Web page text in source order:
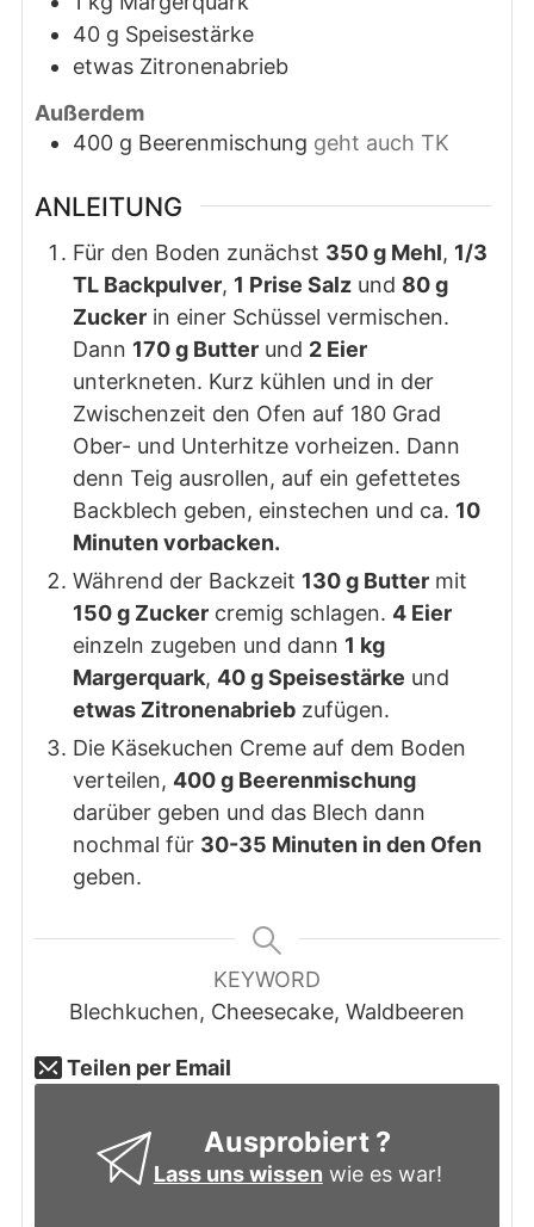
40 g Speisestärke
etwas Zitronenabrieb
Außerdem
400 g Beerenmischung geht auch TK
ANLEITUNG
Für den Boden zunächst 350 g Mehl, 1/3
TL Backpulver, 1 Prise Salzund 80 g
Zuckerin einer Schüssel vermischen.
Dann 170 g Butterund 2 Eier
unterkneten. Kurz kühlen und in der
Zwischenzeit den Ofen auf 180 Grad
Ober- und Unterhitze vorheizen. Dann
denn Teig ausrollen, auf ein gefettetes
Backblech geben, einstechen und ca. 10
Minuten vorbacken.
Während der Backzeit 130 g Buttermit
150 g Zuckercremig schlagen. 4 Eier
einzeln zugeben und dann 1 kg
Margerquark, 40 g Speisestärke und
etwas Zitronenabriebzufügen.
Die Käsekuchen Creme auf dem Boden
verteilen, 400 g Beerenmischung
darüber geben und das Blech dann
nochmal für 30-35 Minuten in den Ofen
geben.
KEYWORD
Blechkuchen, Cheesecake, Waldbeeren
Teilen per Email
Ausprobiert ?
Lass uns wissen wie es war!